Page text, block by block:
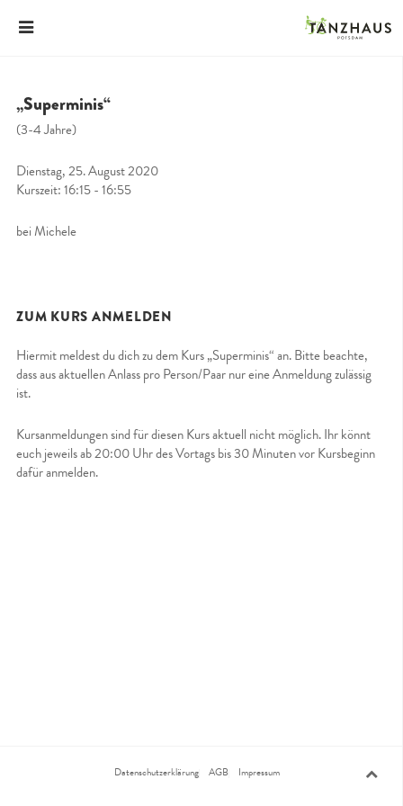
„Superminis“
(3-4 Jahre)
Dienstag, 25. August 2020
Kurszeit: 16:15 - 16:55
bei Michele
ZUM KURS ANMELDEN
Hiermit meldest du dich zu dem Kurs „Superminis“ an. Bitte beachte,
dass aus aktuellen Anlass pro Person/Paar nur eine Anmeldung zulässig
ist.
Kursanmeldungen sind für diesen Kurs aktuell nicht möglich. Ihr könnt
euch jeweils ab 20:00 Uhr des Vortags bis 30 Minuten vor Kursbeginn
dafür anmelden.
Datenschutzerklärung AGB Impressum